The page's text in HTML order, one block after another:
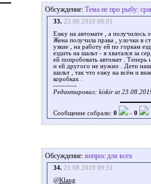
Обсуждение: Тема не про рыбу:
33. 23.08.2019 08:01
Езжу на автомате , а получилось
Жена получила права , улочки в
узкие , на работу ей по горкам
ездить на шальт - я хватался за
ей попробовать автомат . Теперь
и ей другого не нужно . Дети
шальт , так что езжу на всём и
коробках .
----------
Редактировал: kiskir at
Сообщение собрало: 0 - 0
Обсуждение: вопрос для всех
34. 21.08.2019 09:31
@Klang